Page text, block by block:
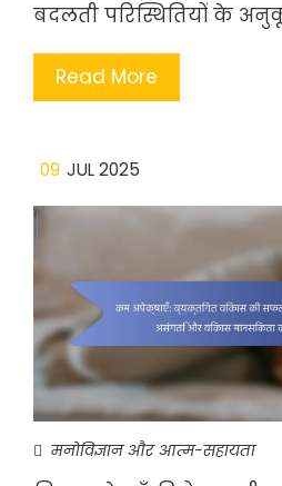
बदलती परिस्थितियों के
Read More
09 JUL 2025
मनोविज्ञान और आत्म-सहायता